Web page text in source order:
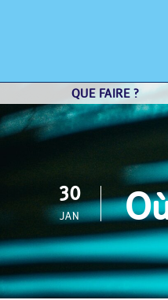
QUE FAIRE ?
30
JAN